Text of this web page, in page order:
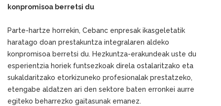
konpromisoa berretsi du
Parte-hartze horrekin, Cebanc enpresak ikasgeletatik
haratago doan prestakuntza integralaren aldeko
konpromisoa berretsi du. Hezkuntza-erakundeak uste du
esperientzia horiek funtsezkoak direla ostalaritzako eta
sukaldaritzako etorkizuneko profesionalak prestatzeko,
etengabe aldatzen ari den sektore baten erronkei aurre
egiteko beharrezko gaitasunak emanez.